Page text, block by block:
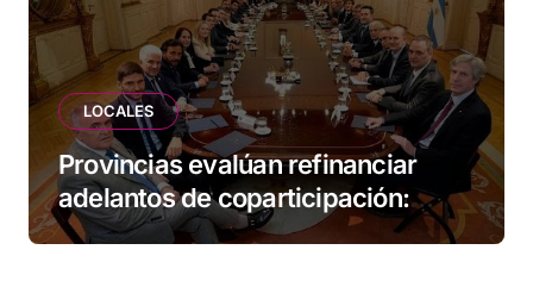
LOCALES
Provincias evalúan refinanciar
adelantos de coparticipación:
Tierra del Fuego, entre las